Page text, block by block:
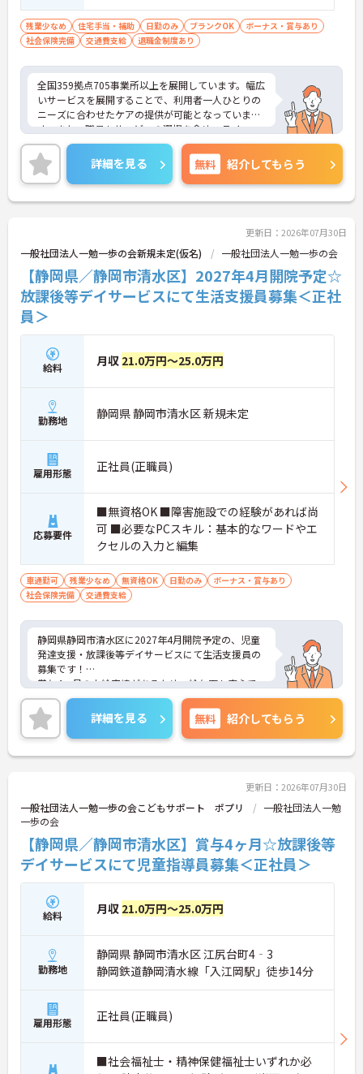
残業少なめ 住宅手当・補助 日勤のみ ブランクOK
ボーナス・賞与あり
社会保険完備
交通費支給 退職金制度あり
全国359拠点705事業所以上を展開しています。幅広
いサービスを展開することで、利用者一人ひとりの
ニーズに合わせたケアの提供が可能となっていま
す。また、職員もサービスの選択を含め、ライフス
タイルに合わせた働き方の選択肢が多くあります。
入社時研修はもちろん、サービス・職種ごとに研修
カリキュラムが整っており学び成長できる環境で
す。
ご興味のある方は面接対策ポイントなどお話致しま
詳細を見る 無料 紹介してもらう
更新日：2026年07月30日
一般社団法人一勉一歩の会新規未定(仮名) 一般社団法人一勉一歩の会
【静岡県／静岡市清水区】2027年4月開院予定☆
放課後等デイサービスにて生活支援員募集＜正社
員＞
給料 月収 21.0万円～25.0万円
勤務地 静岡県 静岡市清水区 新規未定
雇用形態 正社員(正職員)
応募要件
■無資格OK ■障害施設での経験があれば尚
可 ■必要なPCスキル：基本的なワードやエ
クセルの入力と編集
車通勤可 残業少なめ 無資格OK 日勤のみ
ボーナス・賞与あり
社会保険完備
交通費支給
静岡県静岡市清水区に2027年4月開院予定の、児童
発達支援・放課後等デイサービスにて生活支援員の
募集です！
賞与4ヵ月の支給実績があるため、給与面も安心で
す☆また、託児所があるので、子育て世代の方でも
安心して勤務することができます♪
さらに、マイカー通勤可能なので、通勤らくらくで
す◎ご興味のある方には、面接対策ポイントなど、
さらに詳細をお話しいたしますのでお気軽にご相談
詳細を見る 無料 紹介してもらう
更新日：2026年07月30日
一般社団法人一勉一歩の会こどもサポート ポプリ
一般社団法人一勉
一歩の会
【静岡県／静岡市清水区】賞与4ヶ月☆放課後等
デイサービスにて児童指導員募集＜正社員＞
給料 月収 21.0万円～25.0万円
勤務地
静岡県 静岡市清水区 江尻台町4‐3
静岡鉄道静岡清水線「入江岡駅」徒歩14分
雇用形態 正社員(正職員)
■社会福祉士・精神保健福祉士いずれか必